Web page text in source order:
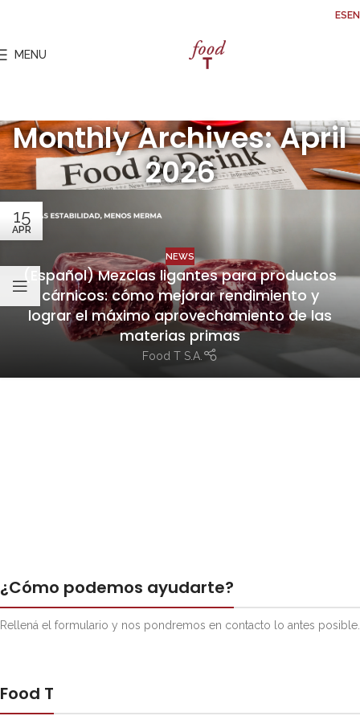
ES EN
MENU
Monthly Archives: April
2026
15
APR
NEWS
(Español) Mezclas ligantes para productos
cárnicos: cómo mejorar rendimiento y
lograr el máximo aprovechamiento de las
materias primas
Food T S.A.
¿Cómo podemos ayudarte?
Rellená el formulario y nos pondremos en contacto lo antes posible.
Food T